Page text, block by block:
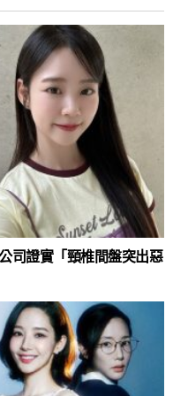
司證實「頸椎間盤突出惡